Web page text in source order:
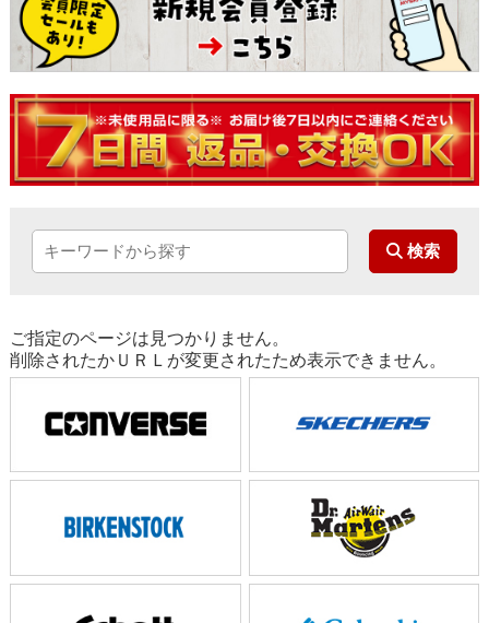
ご指定のページは見つかりません。
削除されたかＵＲＬが変更されたため表示できません。